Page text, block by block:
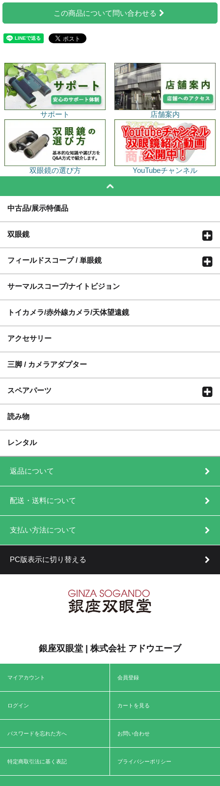
この商品について問い合わせる
サポート 店舗案内
双眼鏡の選び方 YouTubeチャンネル
中古品/展示特価品
双眼鏡
フィールドスコープ / 単眼鏡
サーマルスコープ/ナイトビジョン
トイカメラ/赤外線カメラ/天体望遠鏡
アクセサリー
三脚 / カメラアダプター
スペアパーツ
読み物
レンタル
返品について
配送・送料について
支払い方法について
PC版表示に切り替える
銀座双眼堂 | 株式会社 アドウエーブ
マイアカウント 会員登録
ログイン カートを見る
パスワードを忘れた方へ お問い合わせ
特定商取引法に基く表記 プライバシーポリシー